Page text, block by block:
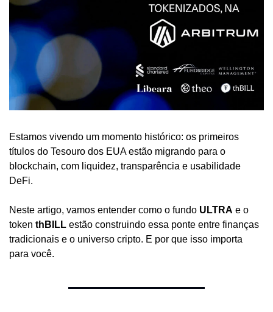
Estamos vivendo um momento histórico: os primeiros
títulos do Tesouro dos EUA estão migrando para o
blockchain, com liquidez, transparência e usabilidade
DeFi.
Neste artigo, vamos entender como o fundo ULTRA e o
token thBILL estão construindo essa ponte entre finanças
tradicionais e o universo cripto. E por que isso importa
para você.